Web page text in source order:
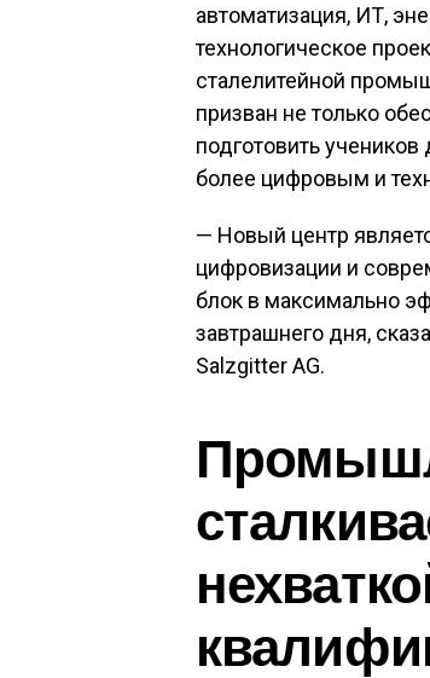
автоматизация, ИТ,
технологическое
сталелитейной
призван не только
подготовить
более цифровым и
— Новый центр
цифровизации и
блок в максимально
завтрашнего дня,
Salzgitter AG.